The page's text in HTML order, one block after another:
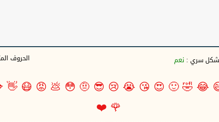
الحروف سري : نعم
😂
🤣
🙂
😍
😘
😭
😢
😎
🤨
😳
💩
😡
😷
👋
🌹
❤️